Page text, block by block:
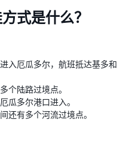
式是什么？
入厄瓜多尔，航班抵达基多和
个陆路过境点。
瓜多尔港口进入。
还有多个河流过境点。